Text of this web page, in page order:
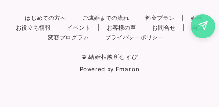
はじめての方へ ご成婚までの流れ 料金プラン
婚活
お役立ち情報
イベント お客様の声 お問合せ
自己
変容プログラム
プライバシーポリシー
© 結婚相談所むすび
Powered by Emanon